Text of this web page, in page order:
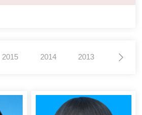
2015 2014 2013 2012